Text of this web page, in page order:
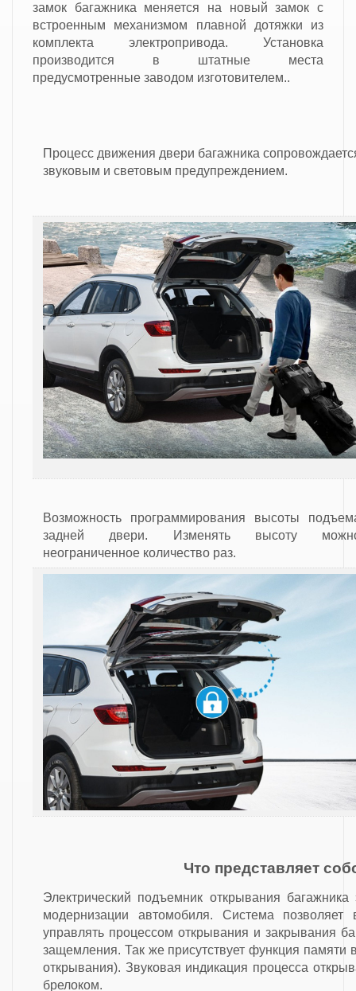
замок багажника меняется на новый замок с
встроенным механизмом плавной дотяжки из
комплекта электропривода. Установка
производится в штатные места
предусмотренные заводом изготовителем..
Процесс движения двери багажника
звуковым и световым предупреждением.
Возможность программирования высоты
задней двери. Изменять высоту
неограниченное количество раз.
Что представляет
Электрический подъемник открывания багажника
модернизации автомобиля. Система
управлять процессом открывания и закрывания
защемления. Так же присутствует функция памяти
открывания). Звуковая индикация процесса
брелоком.